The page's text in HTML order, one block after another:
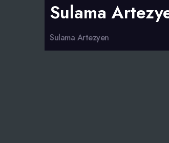
Sulama
Sulama Artezyen